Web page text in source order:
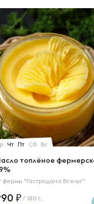
Чт Пт Сб Вс
топлёное
фермы "Гастродача Вселуг"
/ 180 г.